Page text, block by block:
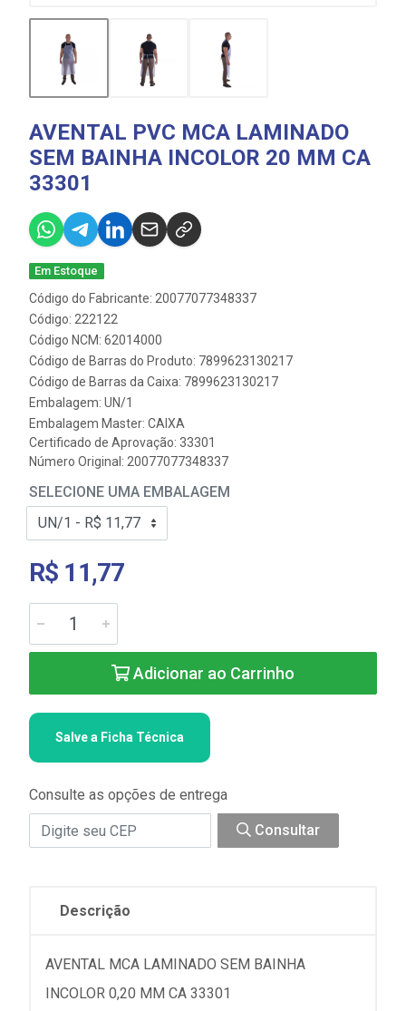
AVENTAL PVC MCA LAMINADO
SEM BAINHA INCOLOR 20 MM CA
33301
Em Estoque
Código do Fabricante: 20077077348337
Código: 222122
Código NCM: 62014000
Código de Barras do Produto: 7899623130217
Código de Barras da Caixa: 7899623130217
Embalagem: UN/1
Embalagem Master: CAIXA
Certificado de Aprovação: 33301
Número Original: 20077077348337
SELECIONE UMA EMBALAGEM
R$ 11,77
Adicionar ao Carrinho
Salve a Ficha Técnica
Consulte as opções de entrega
Consultar
Descrição
AVENTAL MCA LAMINADO SEM BAINHA
INCOLOR 0,20 MM CA 33301